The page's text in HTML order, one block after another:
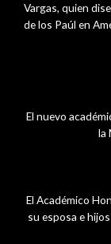
Vargas, quien
de los Paúl en
El nuevo
la
El Académico
su esposa e